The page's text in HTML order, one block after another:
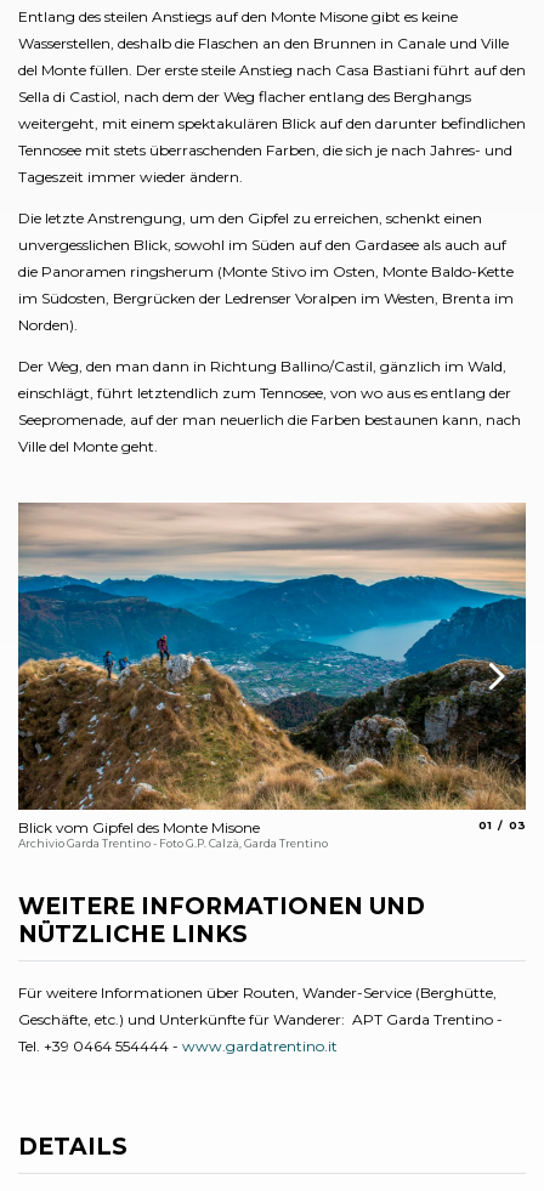
Entlang des steilen Anstiegs auf den Monte Misone gibt es keine
Wasserstellen, deshalb die Flaschen an den Brunnen in Canale und Ville
del Monte füllen. Der erste steile Anstieg nach Casa Bastiani führt auf den
Sella di Castiol, nach dem der Weg flacher entlang des Berghangs
weitergeht, mit einem spektakulären Blick auf den darunter befindlichen
Tennosee mit stets überraschenden Farben, die sich je nach Jahres- und
Tageszeit immer wieder ändern.
Die letzte Anstrengung, um den Gipfel zu erreichen, schenkt einen
unvergesslichen Blick, sowohl im Süden auf den Gardasee als auch auf
die Panoramen ringsherum (Monte Stivo im Osten, Monte Baldo-Kette
im Südosten, Bergrücken der Ledrenser Voralpen im Westen, Brenta im
Norden).
Der Weg, den man dann in Richtung Ballino/Castil, gänzlich im Wald,
einschlägt, führt letztendlich zum Tennosee, von wo aus es entlang der
Seepromenade, auf der man neuerlich die Farben bestaunen kann, nach
Ville del Monte geht.
Blick vom Gipfel des Monte Misone
Archivio Garda Trentino - Foto G.P. Calzà, Garda Trentino
01 03
WEITERE INFORMATIONEN UND
NÜTZLICHE LINKS
Für weitere Informationen über Routen, Wander-Service (Berghütte,
Geschäfte, etc.) und Unterkünfte für Wanderer: APT Garda Trentino -
Tel. +39 0464 554444 - www.gardatrentino.it
DETAILS